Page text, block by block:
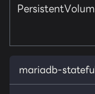
mariadb-